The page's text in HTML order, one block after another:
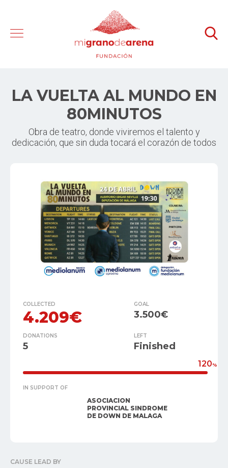
LA VUELTA AL MUNDO EN
80MINUTOS
Obra de teatro, donde viviremos el talento y
dedicación, que sin duda tocará el corazón de todos
COLLECTED
4.209€
GOAL
3.500€
DONATIONS
5
LEFT
Finished
120%
IN SUPPORT OF
ASOCIACION
PROVINCIAL SINDROME
DE DOWN DE MALAGA
CAUSE LEAD BY